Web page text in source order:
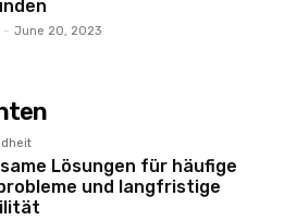
- June 20, 2023
Lösungen für häufige
und langfristige